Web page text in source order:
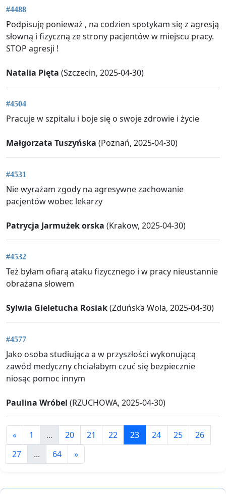
#4488
Podpisuję ponieważ , na codzien spotykam się z agresją
słowną i fizyczną ze strony pacjentów w miejscu pracy.
STOP agresji !
Natalia Pięta (Szczecin, 2025-04-30)
#4504
Pracuje w szpitalu i boje się o swoje zdrowie i życie
Małgorzata Tuszyńska (Poznań, 2025-04-30)
#4531
Nie wyrażam zgody na agresywne zachowanie
pacjentów wobec lekarzy
Patrycja Jarmużek orska (Krakow, 2025-04-30)
#4532
Też byłam ofiarą ataku fizycznego i w pracy nieustannie
obrażana słowem
Sylwia Gieletucha Rosiak(Zduńska Wola, 2025-04-30)
#4577
Jako osoba studiująca a w przyszłości wykonującą
zawód medyczny chciałabym czuć się bezpiecznie
niosąc pomoc innym
Paulina Wróbel (RZUCHOWA, 2025-04-30)
« 1 ... 20 21 22 23 24 25
26
27
... 64 »